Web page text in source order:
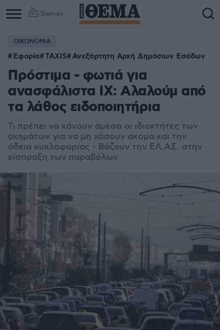
Games
ΟΙΚΟΝΟΜΙΑ
Εφορία TAXIS Ανεξάρτητη Αρχή Δημόσιων Εσόδων
Πρόστιμα - φωτιά για
ανασφάλιστα ΙΧ: Αλαλούμ από
τα λάθος ειδοποιητήρια
Τι πρέπει να κάνουν άμεσα οι ιδιοκτήτες των
οχημάτων για να μη χάσουν ακόμα και την
άδεια κυκλοφορίας - Βάζουν την ΕΛ.ΑΣ. στην
είσπραξη των παραβόλων